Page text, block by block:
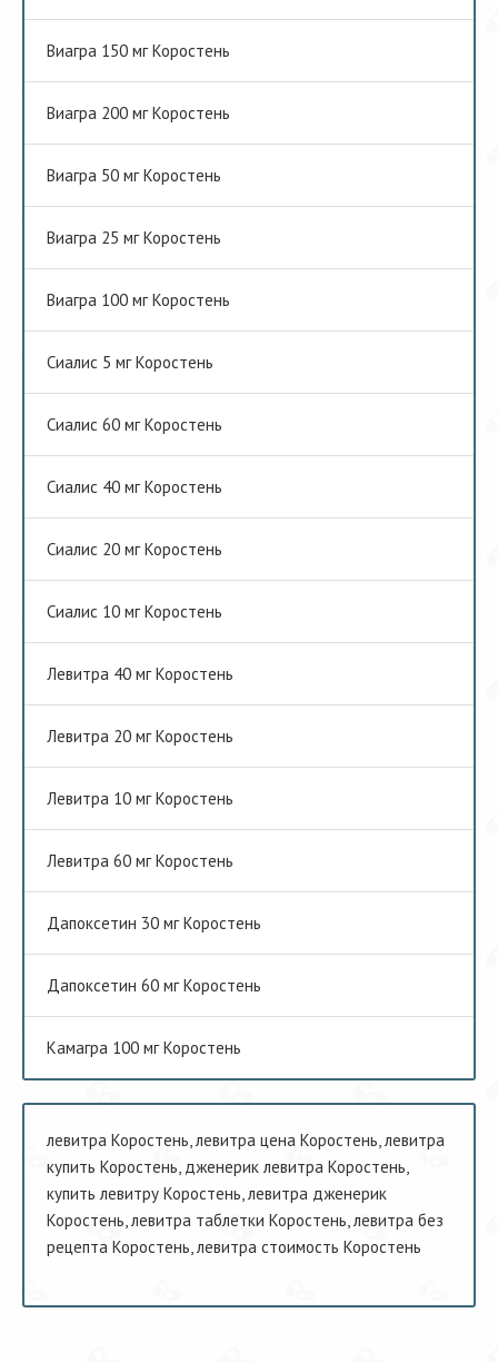
Виагра 150 мг Коростень
Виагра 200 мг Коростень
Виагра 50 мг Коростень
Виагра 25 мг Коростень
Виагра 100 мг Коростень
Сиалис 5 мг Коростень
Сиалис 60 мг Коростень
Сиалис 40 мг Коростень
Сиалис 20 мг Коростень
Сиалис 10 мг Коростень
Левитра 40 мг Коростень
Левитра 20 мг Коростень
Левитра 10 мг Коростень
Левитра 60 мг Коростень
Дапоксетин 30 мг Коростень
Дапоксетин 60 мг Коростень
Камагра 100 мг Коростень
левитра Коростень, левитра цена Коростень, левитра
купить Коростень, дженерик левитра Коростень,
купить левитру Коростень, левитра дженерик
Коростень, левитра таблетки Коростень, левитра без
рецепта Коростень, левитра стоимость Коростень